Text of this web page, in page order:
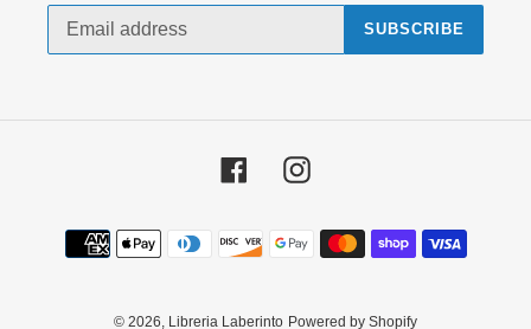
SUBSCRIBE
FacebookInstagram
Payment
methods
© 2026, Libreria Laberinto Powered by Shopify